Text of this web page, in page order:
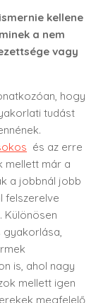
kellene
a nem
vagy
hogy
tudást
és az erre
mellett már a
a jobbnál jobb
felszerelve
Különösen
gyakorlása,
is, ahol nagy
mellett igen
megfelelő